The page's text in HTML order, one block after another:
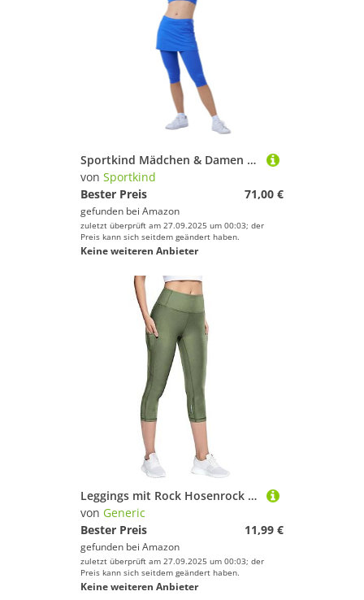
Sportkind Mädchen & Damen 2-in-1 Tennisrock mit Taschen & 3/4 Capri Leggings, Laufrock, Yogahose mit Rock, Sport Skapri, Kornblumen blau, Gr. M
von Sportkind
Bester Preis
71,00 €
gefunden bei Amazon
zuletzt überprüft am 27.09.2025 um 00:03; der
Preis kann sich seitdem geändert haben.
Keine weiteren Anbieter
Leggings mit Rock Hosenrock Damen Tennisrock Sportrock Laufrock Golfrock Wanderrock mit 3/4 Capri Hose Damen Yogahose mit Rock mit Taschen
von Generic
Bester Preis
11,99 €
gefunden bei Amazon
zuletzt überprüft am 27.09.2025 um 00:03; der
Preis kann sich seitdem geändert haben.
Keine weiteren Anbieter